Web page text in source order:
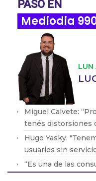
PASÓ EN
Mediodia
LUN
Miguel Calvete:
tenés distorsiones
Hugo Yasky:
usuarios sin
“Es una de las